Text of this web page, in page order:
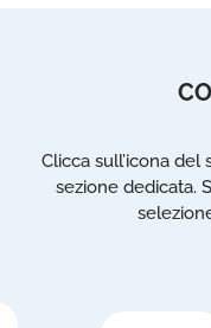
Clicca sull’icona del
sezione dedicata.